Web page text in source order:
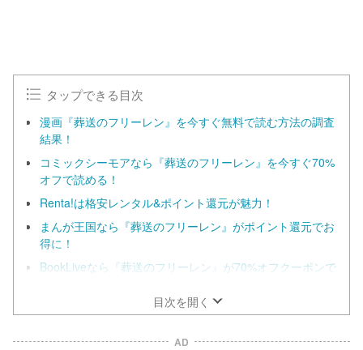
タップできる目次
漫画『葬送のフリーレン』を今すぐ無料で読む方法の調査
結果！
コミックシーモアなら『葬送のフリーレン』を今すぐ70%
オフで読める！
Renta!は格安レンタル&ポイント還元が魅力！
まんが王国なら『葬送のフリーレン』がポイント還元でお
得に！
BookLiveなら『葬送のフリーレン』が70%オフクーポンで
目次を開く
AD